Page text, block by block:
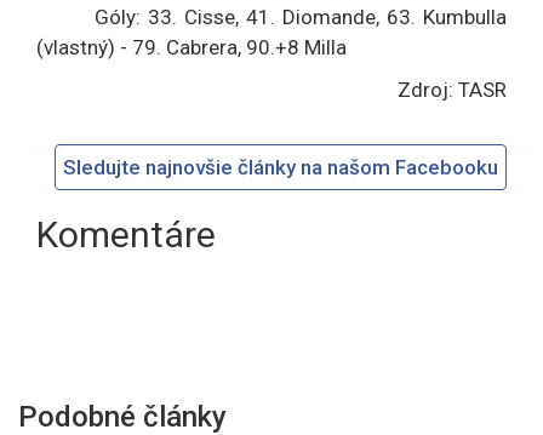
Góly: 33. Cisse, 41. Diomande, 63. Kumbulla
(vlastný) - 79. Cabrera, 90.+8 Milla
Zdroj: TASR
Sledujte najnovšie články na našom Facebooku
Komentáre
Podobné články